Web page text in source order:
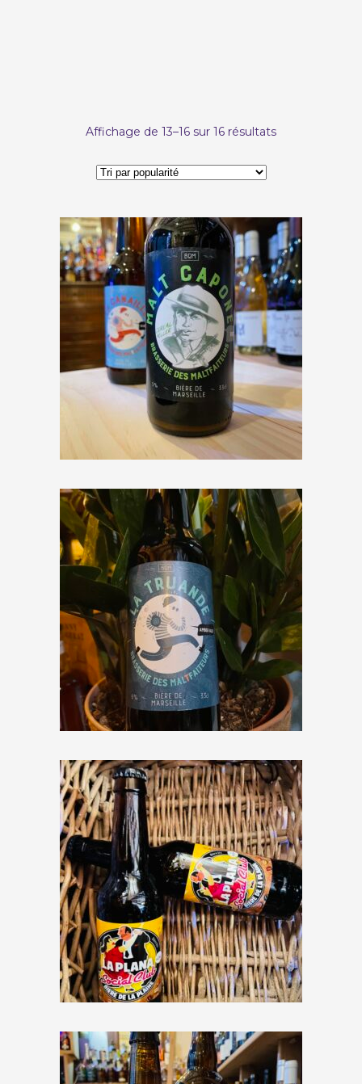
Affichage de 13–16 sur 16 résultatsTrié
Brasserie des Maltfaiteurs « Malt
Capone » Porter
4,00
Brasserie des Maltfaiteurs « La
Truande » Amber Ale
3,50
Brasserie de la Plaine « Plana
Social Club » Sweet Stout au
café
€3,60